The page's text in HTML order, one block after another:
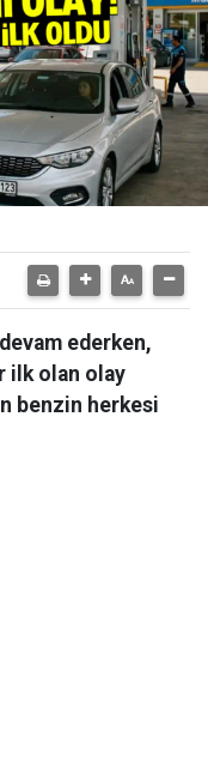
ederken,
ilk olan olay
benzin herkesi